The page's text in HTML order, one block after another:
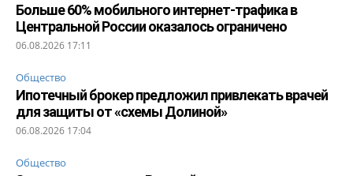
Больше 60% мобильного интернет-трафика в
Центральной России оказалось ограничено
06.08.2026 17:11
Общество
Ипотечный брокер предложил привлекать врачей
для защиты от «схемы Долиной»
06.08.2026 17:04
Общество